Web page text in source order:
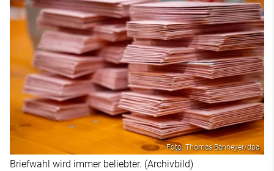
Foto: Thomas Banneyer/dpa
Briefwahl wird immer beliebter. (Archivbild)